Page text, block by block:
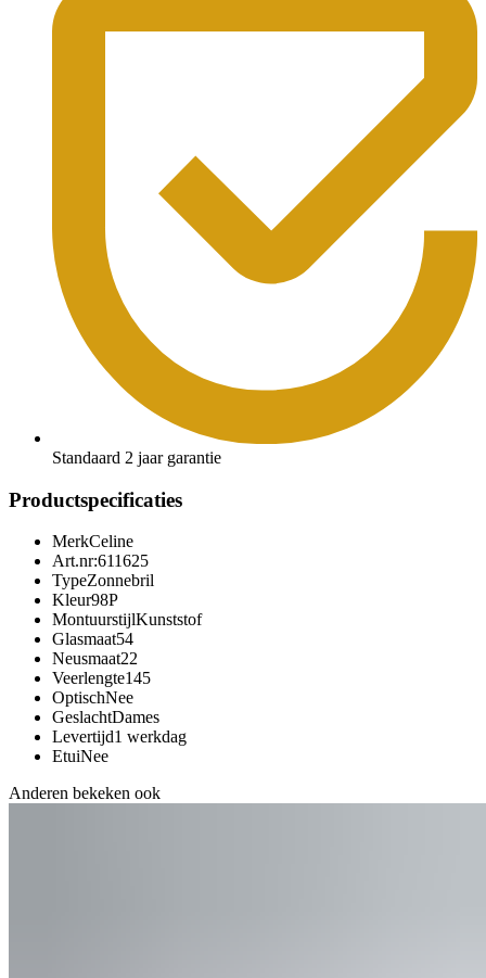
Standaard 2 jaar garantie
Productspecificaties
MerkCeline
Art.nr:611625
TypeZonnebril
Kleur98P
MontuurstijlKunststof
Glasmaat54
Neusmaat22
Veerlengte145
OptischNee
GeslachtDames
Levertijd1 werkdag
EtuiNee
Anderen bekeken ook